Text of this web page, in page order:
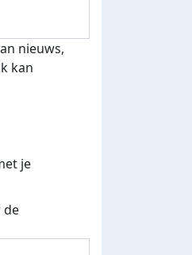
nieuws,
kan
je
de